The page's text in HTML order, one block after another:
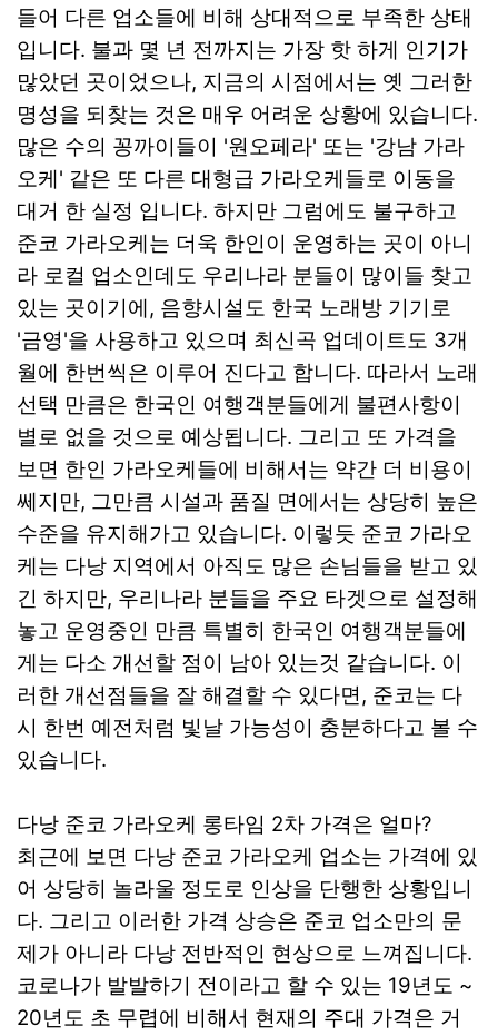
들어 다른 업소들에 비해 상대적으로 부족한 상태
입니다. 불과 몇 년 전까지는 가장 핫 하게 인기가
많았던 곳이었으나, 지금의 시점에서는 옛 그러한
명성을 되찾는 것은 매우 어려운 상황에 있습니다.
많은 수의 꽁까이들이 '원오페라' 또는 '강남 가라
오케' 같은 또 다른 대형급 가라오케들로 이동을
대거 한 실정 입니다. 하지만 그럼에도 불구하고
준코 가라오케는 더욱 한인이 운영하는 곳이 아니
라 로컬 업소인데도 우리나라 분들이 많이들 찾고
있는 곳이기에, 음향시설도 한국 노래방 기기로
'금영'을 사용하고 있으며 최신곡 업데이트도 3개
월에 한번씩은 이루어 진다고 합니다. 따라서 노래
선택 만큼은 한국인 여행객분들에게 불편사항이
별로 없을 것으로 예상됩니다. 그리고 또 가격을
보면 한인 가라오케들에 비해서는 약간 더 비용이
쎄지만, 그만큼 시설과 품질 면에서는 상당히 높은
수준을 유지해가고 있습니다. 이렇듯 준코 가라오
케는 다낭 지역에서 아직도 많은 손님들을 받고 있
긴 하지만, 우리나라 분들을 주요 타겟으로 설정해
놓고 운영중인 만큼 특별히 한국인 여행객분들에
게는 다소 개선할 점이 남아 있는것 같습니다. 이
러한 개선점들을 잘 해결할 수 있다면, 준코는 다
시 한번 예전처럼 빛날 가능성이 충분하다고 볼 수
있습니다.
다낭 준코 가라오케 롱타임 2차 가격은 얼마?
최근에 보면 다낭 준코 가라오케 업소는 가격에 있
어 상당히 놀라울 정도로 인상을 단행한 상황입니
다. 그리고 이러한 가격 상승은 준코 업소만의 문
제가 아니라 다낭 전반적인 현상으로 느껴집니다.
코로나가 발발하기 전이라고 할 수 있는 19년도 ~
20년도 초 무렵에 비해서 현재의 주대 가격은 거